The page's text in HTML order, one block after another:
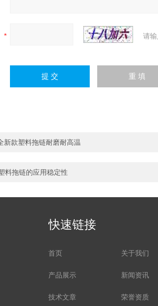
请
新款塑料拖链耐磨耐高温
料拖链的应用稳定性
快速链接
首页 关于我们
产品展示 新闻资讯
技术文章 荣誉资质